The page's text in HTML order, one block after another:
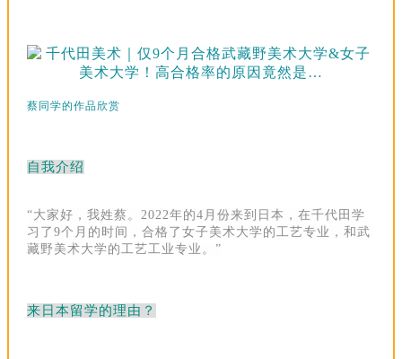
蔡同学的作品欣赏
自我介绍
“大家好，我姓蔡。2022年的4月份来到日本，在千代田学
习了9个月的时间，合格了女子美术大学的工艺专业，和武
藏野美术大学的工艺工业专业。 ”
来日本留学的理由？